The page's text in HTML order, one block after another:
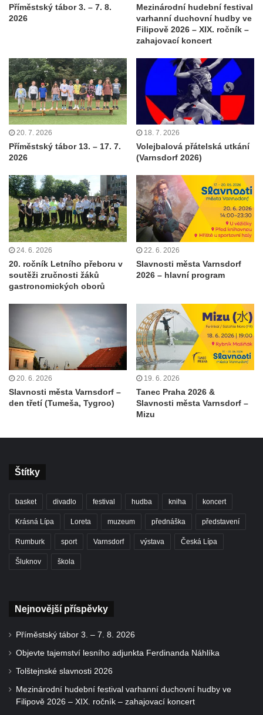
Příměstský tábor 3. – 7. 8.
2026
Mezinárodní hudební festival
varhanní duchovní hudby ve
Filipově 2026 – XIX. ročník –
zahajovací koncert
20. 7. 2026
Příměstský tábor 13. – 17. 7.
2026
18. 7. 2026
Volejbalová přátelská utkání
(Varnsdorf 2026)
24. 6. 2026
20. ročník Letního přeboru v
soutěži zručnosti žáků
gastronomických oborů
22. 6. 2026
Slavnosti města Varnsdorf
2026 – hlavní program
20. 6. 2026
Slavnosti města Varnsdorf –
den třetí (Tumeša, Tygroo)
19. 6. 2026
Tanec Praha 2026 &
Slavnosti města Varnsdorf –
Mizu
Štítky
basket divadlo festival hudba kniha koncert
Krásná Lípa Loreta muzeum přednáška představení
Rumburk sport Varnsdorf výstava Česká Lípa
Šluknov škola
Nejnovější příspěvky
Příměstský tábor 3. – 7. 8. 2026
Objevte tajemství lesního adjunkta Ferdinanda Náhlíka
Tolštejnské slavnosti 2026
Mezinárodní hudební festival varhanní duchovní hudby ve
Filipově 2026 – XIX. ročník – zahajovací koncert